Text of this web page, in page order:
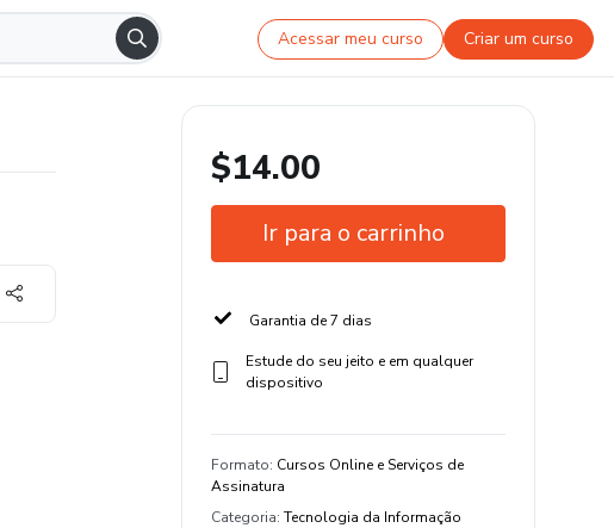
Acessar meu curso Criar um curso
$14.00
Ir para o carrinho
Garantia de 7 dias
Estude do seu jeito e em qualquer
dispositivo
Formato: Cursos Online e Serviços de
Assinatura
Categoria: Tecnologia da Informação